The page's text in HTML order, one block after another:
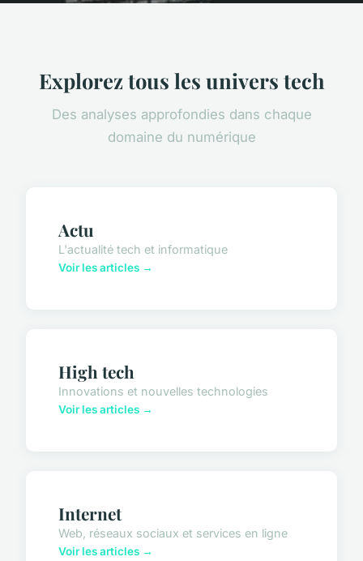
Explorez tous les univers tech
Des analyses approfondies dans chaque
domaine du numérique
Actu
L'actualité tech et informatique
Voir les articles →
High tech
Innovations et nouvelles technologies
Voir les articles →
Internet
Web, réseaux sociaux et services en ligne
Voir les articles →